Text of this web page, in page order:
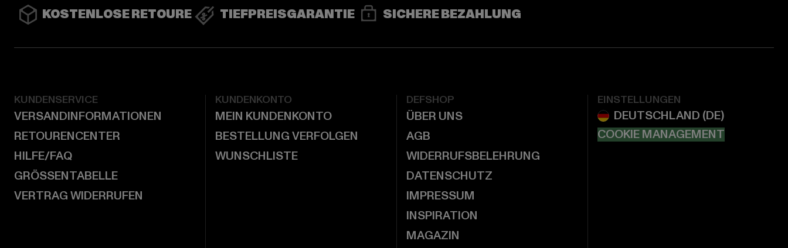
KOSTENLOSE RETOURE TIEFPREISGARANTIE SICHERE BEZAHLUNG
KUNDENSERVICE
VERSANDINFORMATIONEN
RETOURENCENTER
HILFE/FAQ
GRÖSSENTABELLE
VERTRAG WIDERRUFEN
KUNDENKONTO
MEIN KUNDENKONTO
BESTELLUNG VERFOLGEN
WUNSCHLISTE
DEFSHOP
ÜBER UNS
AGB
WIDERRUFSBELEHRUNG
DATENSCHUTZ
IMPRESSUM
INSPIRATION
MAGAZIN
EINSTELLUNGEN
COOKIE MANAGEMENT